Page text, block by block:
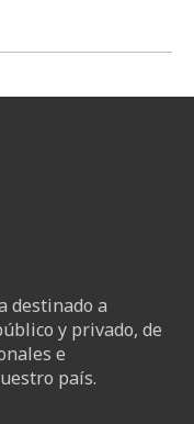
destinado a
y privado, de
e
país.